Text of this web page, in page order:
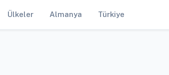
Ülkeler Almanya Türkiye